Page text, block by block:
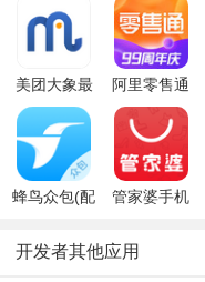
美团大象最
新版
阿里零售通
app
蜂鸟众包(配
管家婆手机
开发者其他应用